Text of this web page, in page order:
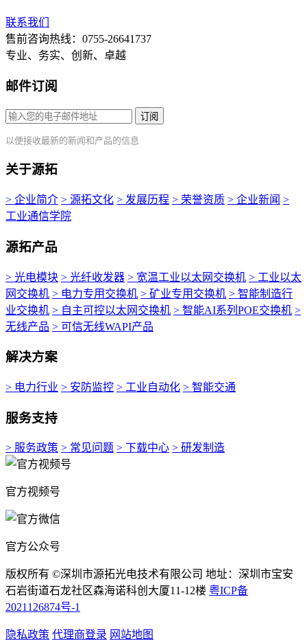
联系我们
售前咨询热线：0755-26641737
专业、务实、创新、卓越
邮件订阅
订阅
以便接收最新的新闻和产品的信息
关于源拓
> 企业简介 > 源拓文化 > 发展历程 > 荣誉资质 > 企业新闻 >
工业通信学院
源拓产品
> 光电模块 > 光纤收发器 > 宽温工业以太网交换机 > 工业以太
网交换机 > 电力专用交换机 > 矿业专用交换机 > 智能制造行
业交换机 > 自主可控以太网交换机 > 智能AI系列POE交换机 >
无线产品 > 可信无线WAPI产品
解决方案
> 电力行业 > 安防监控 > 工业自动化 > 智能交通
服务支持
> 服务政策 > 常见问题 > 下载中心 > 研发制造
官方视频号
官方公众号
版权所有 ©深圳市源拓光电技术有限公司 地址：深圳市宝安
石岩街道石龙社区森海诺科创大厦11-12楼 粤ICP备
2021126874号-1
隐私政策 代理商登录 网站地图